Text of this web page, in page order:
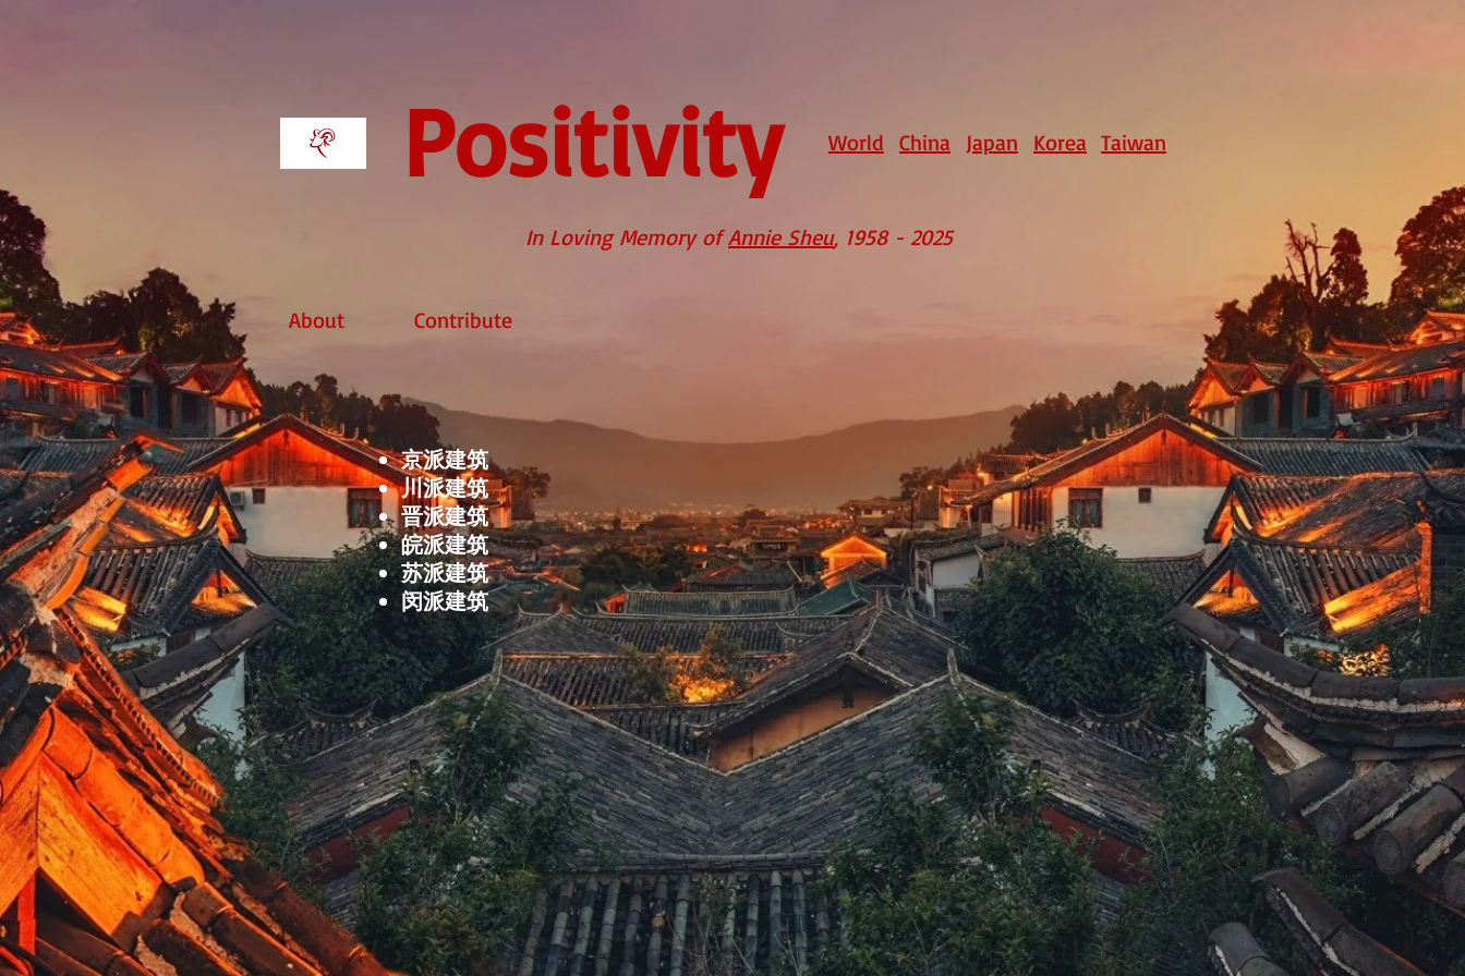
Positivity World China Japan Korea Taiwan
In Loving Memory ofAnnie Sheu, 1958 - 2025
About Contribute
京派建筑
川派建筑
晋派建筑
皖派建筑
苏派建筑
闵派建筑